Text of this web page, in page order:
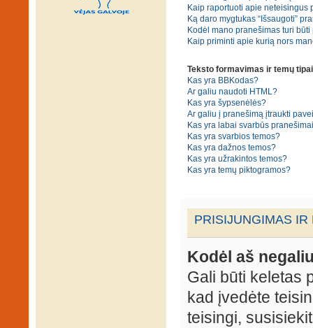
Kaip raportuoti apie neteisingus
Ką daro mygtukas “Išsaugoti”
Kodėl mano pranešimas turi būti
Kaip priminti apie kurią nors
Teksto formavimas ir temų tipai
Kas yra BBKodas?
Ar galiu naudoti HTML?
Kas yra šypsenėlės?
Ar galiu į pranešimą įtraukti
Kas yra labai svarbūs
Kas yra svarbios temos?
Kas yra dažnos temos?
Kas yra užrakintos temos?
Kas yra temų piktogramos?
PRISIJUNGIMAS IR
Kodėl aš
Gali būti keletas
kad įvedėte
teisingi,